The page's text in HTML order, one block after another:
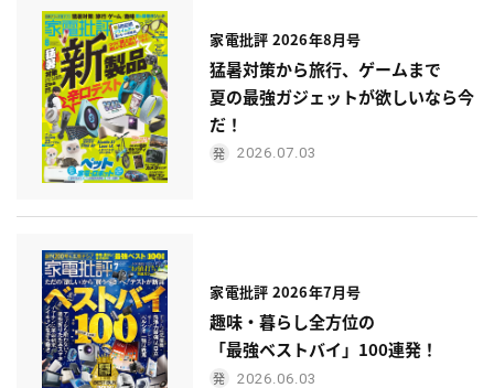
家電批評 2026年8月号
猛暑対策から旅行、ゲームまで
夏の最強ガジェットが欲しいなら今
だ！
2026.07.03
家電批評 2026年7月号
趣味・暮らし全方位の
「最強ベストバイ」100連発！
2026.06.03